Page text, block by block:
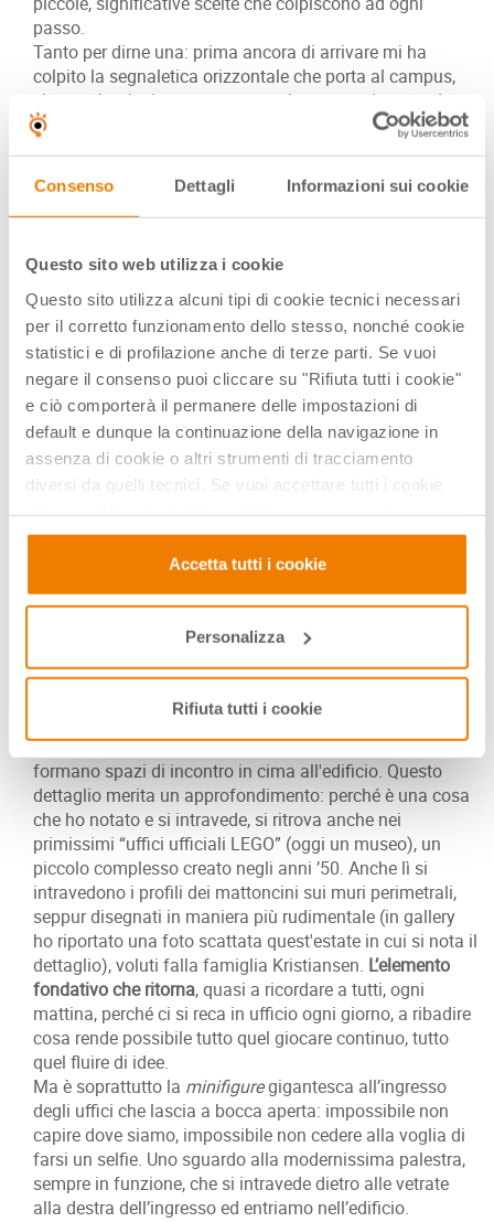
Consenso Dettagli Informazioni sui cookie
Questo sito web utilizza i cookie
Questo sito utilizza alcuni tipi di cookie tecnici necessari
per il corretto funzionamento dello stesso, nonché cookie
statistici e di profilazione anche di terze parti. Se vuoi
negare il consenso puoi cliccare su "Rifiuta tutti i cookie"
e ciò comporterà il permanere delle impostazioni di
default e dunque la continuazione della navigazione in
assenza di cookie o altri strumenti di tracciamento
diversi da quelli tecnici. Se vuoi accettare tutti i cookie
autonomamente selezionare i cookie da accettare clicca
su "Personalizza". Se vuoi saperne di più consulta la
nostraPrivacy e Cookie Policy.
Accetta tutti i cookie
Personalizza
Rifiuta tutti i cookie
passo.
Tanto per dirne una: prima ancora di arrivare mi ha
colpito la segnaletica orizzontale che porta al campus,
che sembra invitare a pensare, a interrogarsi, a non dare
per scontate neppure le più piccole cose. In Gallery ne ho
per capirci, non leggeteci chissà che).
In "Tetris" le indicazioni tipiche della pista ciclabile –
linea che si scompone e si frammenta, che ricorda il
tetris - appunto - o un labirinto, un luogo in cui il
cammino non è necessariamente lineare, in cui bisogna
pensare e superare qualche sfida per andare oltre e
proseguire nel proprio percorso.
"Perditi" mi piace vederla così: quando apprendi in fin dei
conti parti per un viaggio alla scoperta della realtà, del
mondo che ti circonda e di te stesso. E in questo viaggio
non sempre la strada da percorrere è una linea retta:
parte di ciò che devi scoprire per arrivare alla meta.
Superate queste inconsuete rappresentazioni l’edificio
del campus si staglia maestoso.
La visione spesso si annida anche nei dettagli, e allora
qualche mattoncino in muratura
là, nella superfice nordica, distesa e pulita delle pareti
esterne, mentre due giganteschi mattoncini LEGO
formano spazi di incontro in cima all'edificio. Questo
dettaglio merita un approfondimento: perché è una cosa
che ho notato e si intravede, si ritrova anche nei
primissimi “uffici ufficiali LEGO” (oggi un museo), un
piccolo complesso creato negli anni ’50. Anche lì si
intravedono i profili dei mattoncini sui muri perimetrali,
seppur disegnati in maniera più rudimentale (in gallery
ho riportato una foto scattata quest'estate in cui si nota il
dettaglio), voluti falla famiglia Kristiansen. L’elemento
fondativo che ritorna, quasi a ricordare a tutti, ogni
mattina, perché ci si reca in ufficio ogni giorno, a ribadire
cosa rende possibile tutto quel giocare continuo, tutto
quel fluire di idee.
Ma è soprattutto la minifiguregigantesca all’ingresso
degli uffici che lascia a bocca aperta: impossibile non
capire dove siamo, impossibile non cedere alla voglia di
farsi un selfie. Uno sguardo alla modernissima palestra,
sempre in funzione, che si intravede dietro alle vetrate
alla destra dell’ingresso ed entriamo nell’edificio.